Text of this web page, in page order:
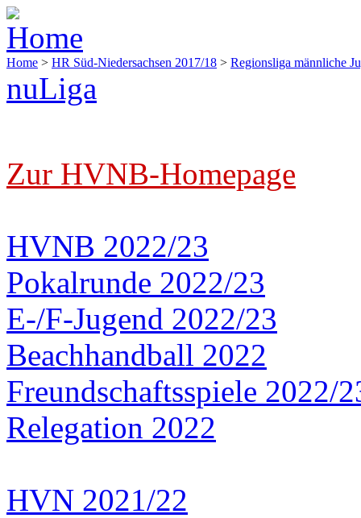
Home > HR Süd-Niedersachsen 2017/18 > Regionsliga männliche
nuLiga
Zur HVNB-Homepage
HVNB 2022/23
Pokalrunde 2022/23
E-/F-Jugend 2022/23
Beachhandball 2022
Freundschaftsspiele 2022/
Relegation 2022
HVN 2021/22